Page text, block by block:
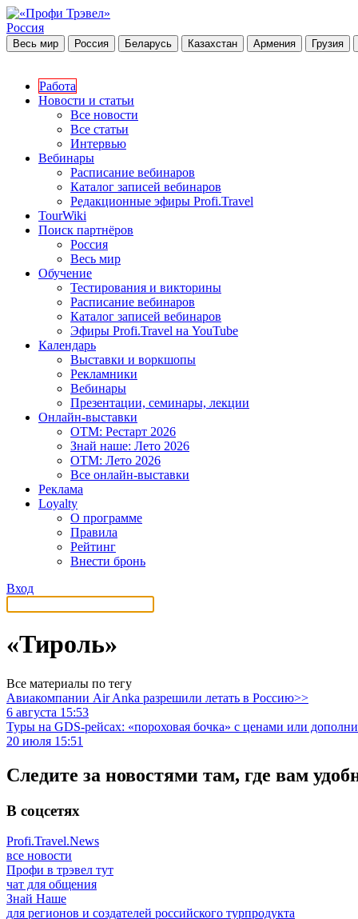
Россия
Весь мир Россия Беларусь Казахстан Армения Грузия
Работа
Новости и статьи
Все новости
Все статьи
Интервью
Вебинары
Расписание вебинаров
Каталог записей вебинаров
Редакционные эфиры Profi.Travel
TourWiki
Поиск партнёров
Россия
Весь мир
Обучение
Тестирования и викторины
Расписание вебинаров
Каталог записей вебинаров
Эфиры Profi.Travel на YouTube
Календарь
Выставки и воркшопы
Рекламники
Вебинары
Презентации, семинары, лекции
Онлайн-выставки
OTM: Рестарт 2026
Знай наше: Лето 2026
OTM: Лето 2026
Все онлайн-выставки
Реклама
Loyalty
О программе
Правила
Рейтинг
Внести бронь
Вход
«Тироль»
Все материалы по тегу
Авиакомпании Air Anka разрешили летать в Россию>>
6 августа 15:53
Туры на GDS-рейсах: «пороховая бочка» с ценами или
20 июля 15:51
Следите за новостями там, где вам
В соцсетях
Profi.Travel.News
все новости
Профи в трэвел тут
чат для общения
Знай Наше
для регионов и создателей российского турпродукта